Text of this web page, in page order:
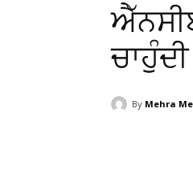
By Mehra